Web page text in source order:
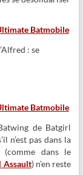
: se
de Batgirl
n’est pas dans la
(comme dans le
Assault) n’en reste